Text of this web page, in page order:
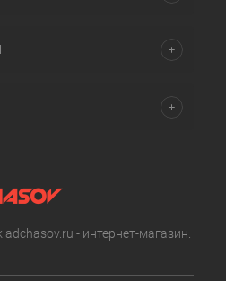
- интернет-магазин.